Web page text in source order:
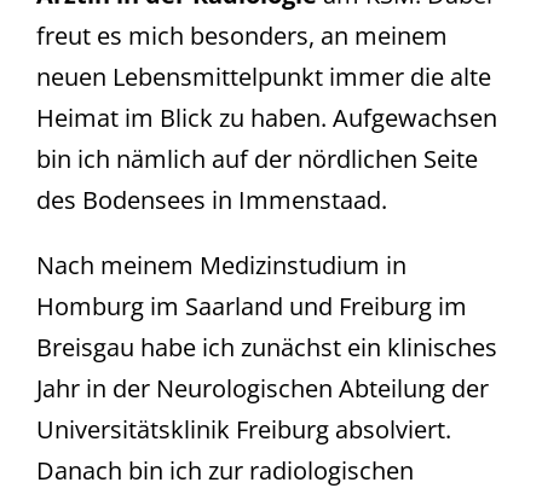
freut es mich besonders, an meinem
neuen Lebensmittelpunkt immer die alte
Heimat im Blick zu haben. Aufgewachsen
bin ich nämlich auf der nördlichen Seite
des Bodensees in Immenstaad.
Nach meinem Medizinstudium in
Homburg im Saarland und Freiburg im
Breisgau habe ich zunächst ein klinisches
Jahr in der Neurologischen Abteilung der
Universitätsklinik Freiburg absolviert.
Danach bin ich zur radiologischen